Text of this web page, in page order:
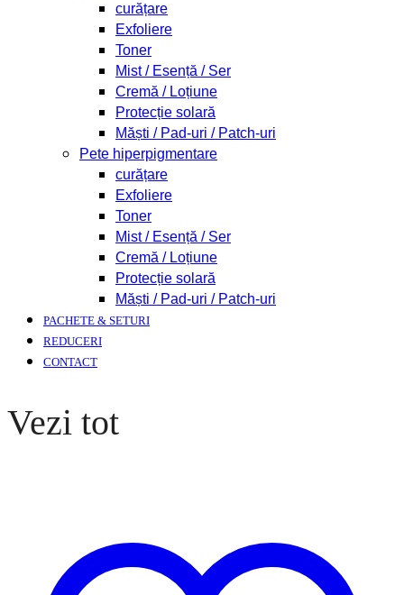
curățare
Exfoliere
Toner
Mist / Esență / Ser
Cremă / Loțiune
Protecție solară
Măști / Pad-uri / Patch-uri
Pete hiperpigmentare
curățare
Exfoliere
Toner
Mist / Esență / Ser
Cremă / Loțiune
Protecție solară
Măști / Pad-uri / Patch-uri
PACHETE & SETURI
REDUCERI
CONTACT
Vezi tot